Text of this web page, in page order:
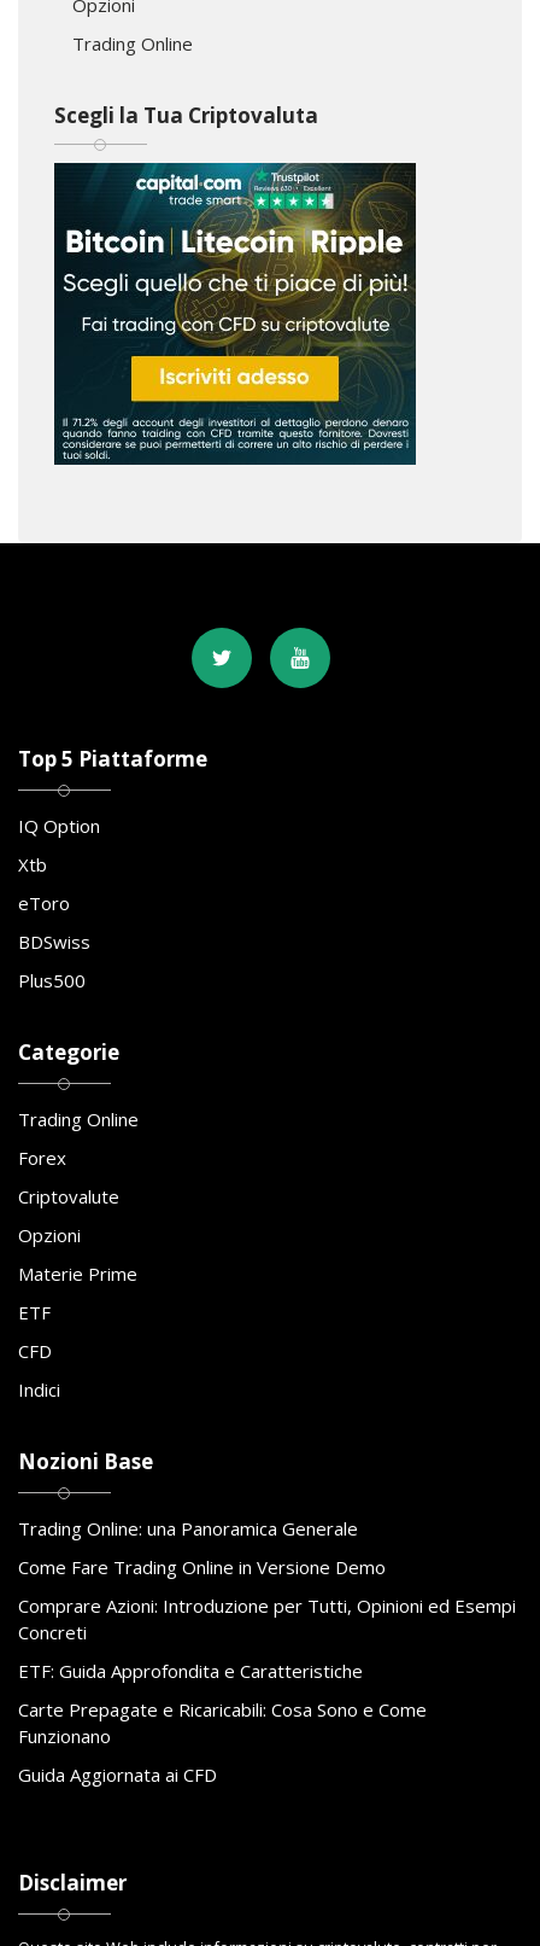
Trading Online
Scegli la Tua Criptovaluta
Top 5 Piattaforme
IQ Option
Xtb
eToro
BDSwiss
Plus500
Categorie
Trading Online
Forex
Criptovalute
Opzioni
Materie Prime
ETF
CFD
Indici
Nozioni Base
Trading Online: una Panoramica Generale
Come Fare Trading Online in Versione Demo
Comprare Azioni: Introduzione per Tutti, Opinioni ed Esempi
Concreti
ETF: Guida Approfondita e Caratteristiche
Carte Prepagate e Ricaricabili: Cosa Sono e Come
Funzionano
Guida Aggiornata ai CFD
Disclaimer